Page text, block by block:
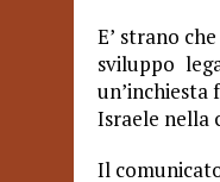
E’ strano
sviluppo
un’inchiesta
Israele nella
Il